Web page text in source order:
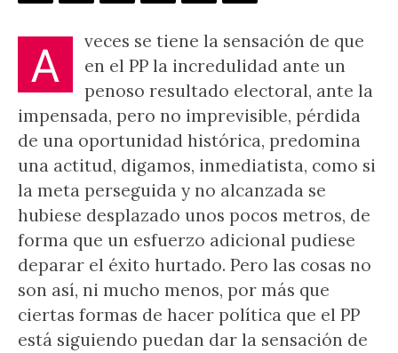
A
veces se tiene la sensación de que
en el PP la incredulidad ante un
penoso resultado electoral, ante la
impensada, pero no imprevisible, pérdida
de una oportunidad histórica, predomina
una actitud, digamos, inmediatista, como si
la meta perseguida y no alcanzada se
hubiese desplazado unos pocos metros, de
forma que un esfuerzo adicional pudiese
deparar el éxito hurtado. Pero las cosas no
son así, ni mucho menos, por más que
ciertas formas de hacer política que el PP
está siguiendo puedan dar la sensación de